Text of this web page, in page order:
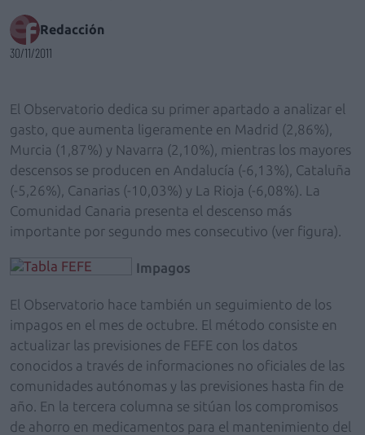
Redacción
30/11/2011
El Observatorio dedica su primer apartado a analizar el
gasto, que aumenta ligeramente en Madrid (2,86%),
Murcia (1,87%) y Navarra (2,10%), mientras los mayores
descensos se producen en Andalucía (-6,13%), Cataluña
(-5,26%), Canarias (-10,03%) y La Rioja (-6,08%). La
Comunidad Canaria presenta el descenso más
importante por segundo mes consecutivo (ver figura).
Impagos
El Observatorio hace también un seguimiento de los
impagos en el mes de octubre. El método consiste en
actualizar las previsiones de FEFE con los datos
conocidos a través de informaciones no oficiales de las
comunidades autónomas y las previsiones hasta fin de
año. En la tercera columna se sitúan los compromisos
de ahorro en medicamentos para el mantenimiento del